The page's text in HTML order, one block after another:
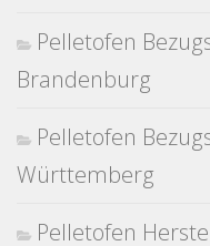
Pelletofen
Brandenburg
Pelletofen
Württemberg
Pelletofen